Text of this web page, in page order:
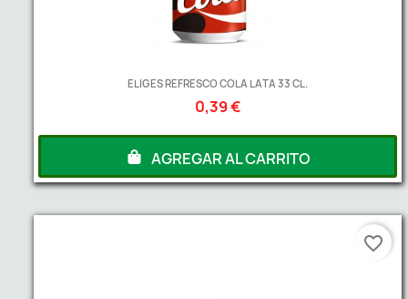
ELIGES REFRESCO COLA LATA 33 CL.
0,39 €
AGREGAR AL CARRITO
favorite_border